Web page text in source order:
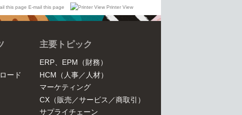
E-mail this page Printer View
ード
主要トピック
ERP、EPM（財務）
HCM（人事／人材）
マーケティング
CX（販売／サービス／商取引）
サプライチェーン